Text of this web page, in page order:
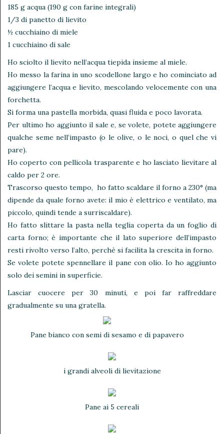
185 g acqua (190 g con farine integrali)
1/3 di panetto di lievito
½ cucchiaino di miele
1 cucchiaino di sale
Ho sciolto il lievito nell’acqua tiepida insieme al miele.
Ho messo la farina in uno scodellone largo e ho cominciato ad
aggiungere l’acqua e lievito, mescolando velocemente con una
forchetta.
Si forma una pastella morbida, quasi fluida e poco lavorata.
Per ultimo ho aggiunto il sale e, se volete, potete aggiungere
qualche seme nell’impasto (o le olive, o le noci, o quel che vi
pare).
Ho coperto con pellicola trasparente e ho lasciato lievitare al
caldo per 2 ore.
Trascorso questo tempo, ho fatto scaldare il forno a 230° (ma
dipende da quale forno avete: il mio è elettrico e ventilato, ma
piccolo, quindi tende a surriscaldare).
Ho fatto slittare la pasta nella teglia coperta da un foglio di
carta forno; è importante che il lato superiore dell’impasto
resti rivolto verso l’alto, perchè si facilita la crescita in forno.
Se volete potete spennellare il pane con olio. Io ho aggiunto
solo dei semini in superficie.
Lasciar cuocere per 30 minuti, e poi far raffreddare
gradualmente su una gratella.
Pane bianco con semi di sesamo e di papavero
i grandi alveoli di lievitazione
Pane ai 5 cereali